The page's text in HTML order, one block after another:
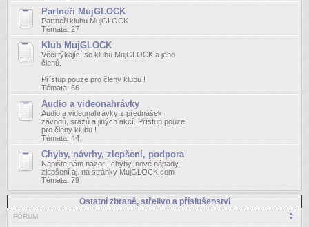
Partneři MujGLOCK
Partneři klubu MujGLOCK
Témata: 27
Klub MujGLOCK
Věci týkající se klubu MujGLOCK a jeho
členů.
Přístup pouze pro členy klubu !
Témata: 66
Audio a videonahrávky
Audio a videonahrávky z přednášek,
závodů, srazů a jiných akcí. Přístup pouze
pro členy klubu !
Témata: 44
Chyby, návrhy, zlepšení, podpora
Napište nám názor , chyby, nové nápady,
zlepšení aj. na stránky MujGLOCK.com
Témata: 79
Ostatní zbraně, střelivo a příslušenství
FÓRUM